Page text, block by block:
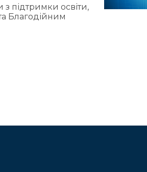
підтримки освіти,
Благодійним